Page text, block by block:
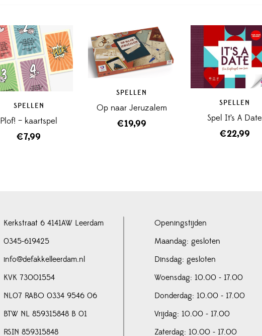
SPELLEN
Plof! – kaartspel
€7,99
SPELLEN
Op naar Jeruzalem
€19,99
SPELLEN
Spel It’s A Date
€22,99
Kerkstraat 6 4141AW Leerdam
0345-619425
info@defakkelleerdam.nl
KVK 73001554
NL07 RABO 0334 9546 06
BTW NL 859315848 B 01
RSIN 859315848
Openingstijden
Maandag: gesloten
Dinsdag: gesloten
Woensdag: 10.00 - 17.00
Donderdag: 10.00 - 17.00
Vrijdag: 10.00 - 17.00
Zaterdag: 10.00 - 17.00